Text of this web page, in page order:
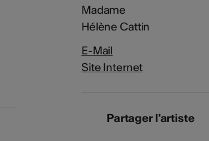
Madame
Hélène Cattin
E-Mail
Site Internet
Partager l'artiste